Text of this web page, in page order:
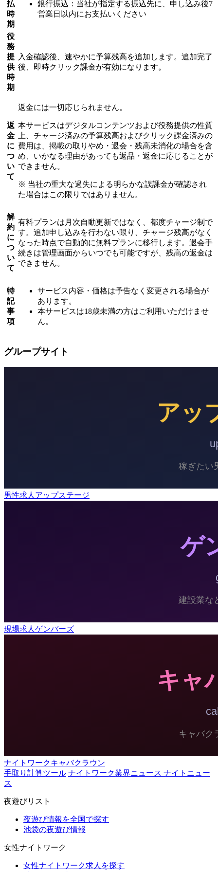
払
時
期
銀行振込：当社が指定する振込先に、申し込み後7
営業日以内にお支払いください
役
務
提
供
時
期
入金確認後、速やかに予算残高を追加します。追加完了
後、即時クリック課金が有効になります。
返
金
に
つ
い
て
返金には一切応じられません。
本サービスはデジタルコンテンツおよび役務提供の性質
上、チャージ済みの予算残高およびクリック課金済みの
費用は、掲載の取りやめ・退会・残高未消化の場合を含
め、いかなる理由があっても返品・返金に応じることが
できません。
※ 当社の重大な過失による明らかな誤課金が確認され
た場合はこの限りではありません。
解
約
に
つ
い
て
有料プランは月次自動更新ではなく、都度チャージ制で
す。追加申し込みを行わない限り、チャージ残高がなく
なった時点で自動的に無料プランに移行します。退会手
続きは管理画面からいつでも可能ですが、残高の返金は
できません。
特
記
事
項
サービス内容・価格は予告なく変更される場合が
あります。
本サービスは18歳未満の方はご利用いただけませ
ん。
グループサイト
男性求人アップステージ
現場求人ゲンバーズ
ナイトワークキャバクラウン
手取り計算ツール ナイトワーク業界ニュース ナイトニュー
ス
夜遊びリスト
夜遊び情報を全国で探す
池袋の夜遊び情報
女性ナイトワーク
女性ナイトワーク求人を探す